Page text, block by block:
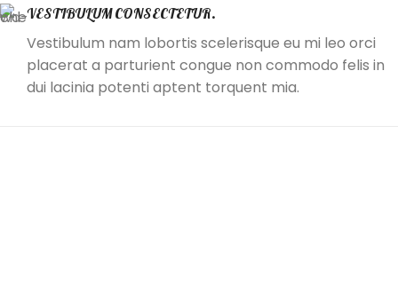
VESTIBULUM CONSECTETUR.
Vestibulum nam lobortis scelerisque eu mi leo orci
placerat a parturient congue non commodo felis in
dui lacinia potenti aptent torquent mia.